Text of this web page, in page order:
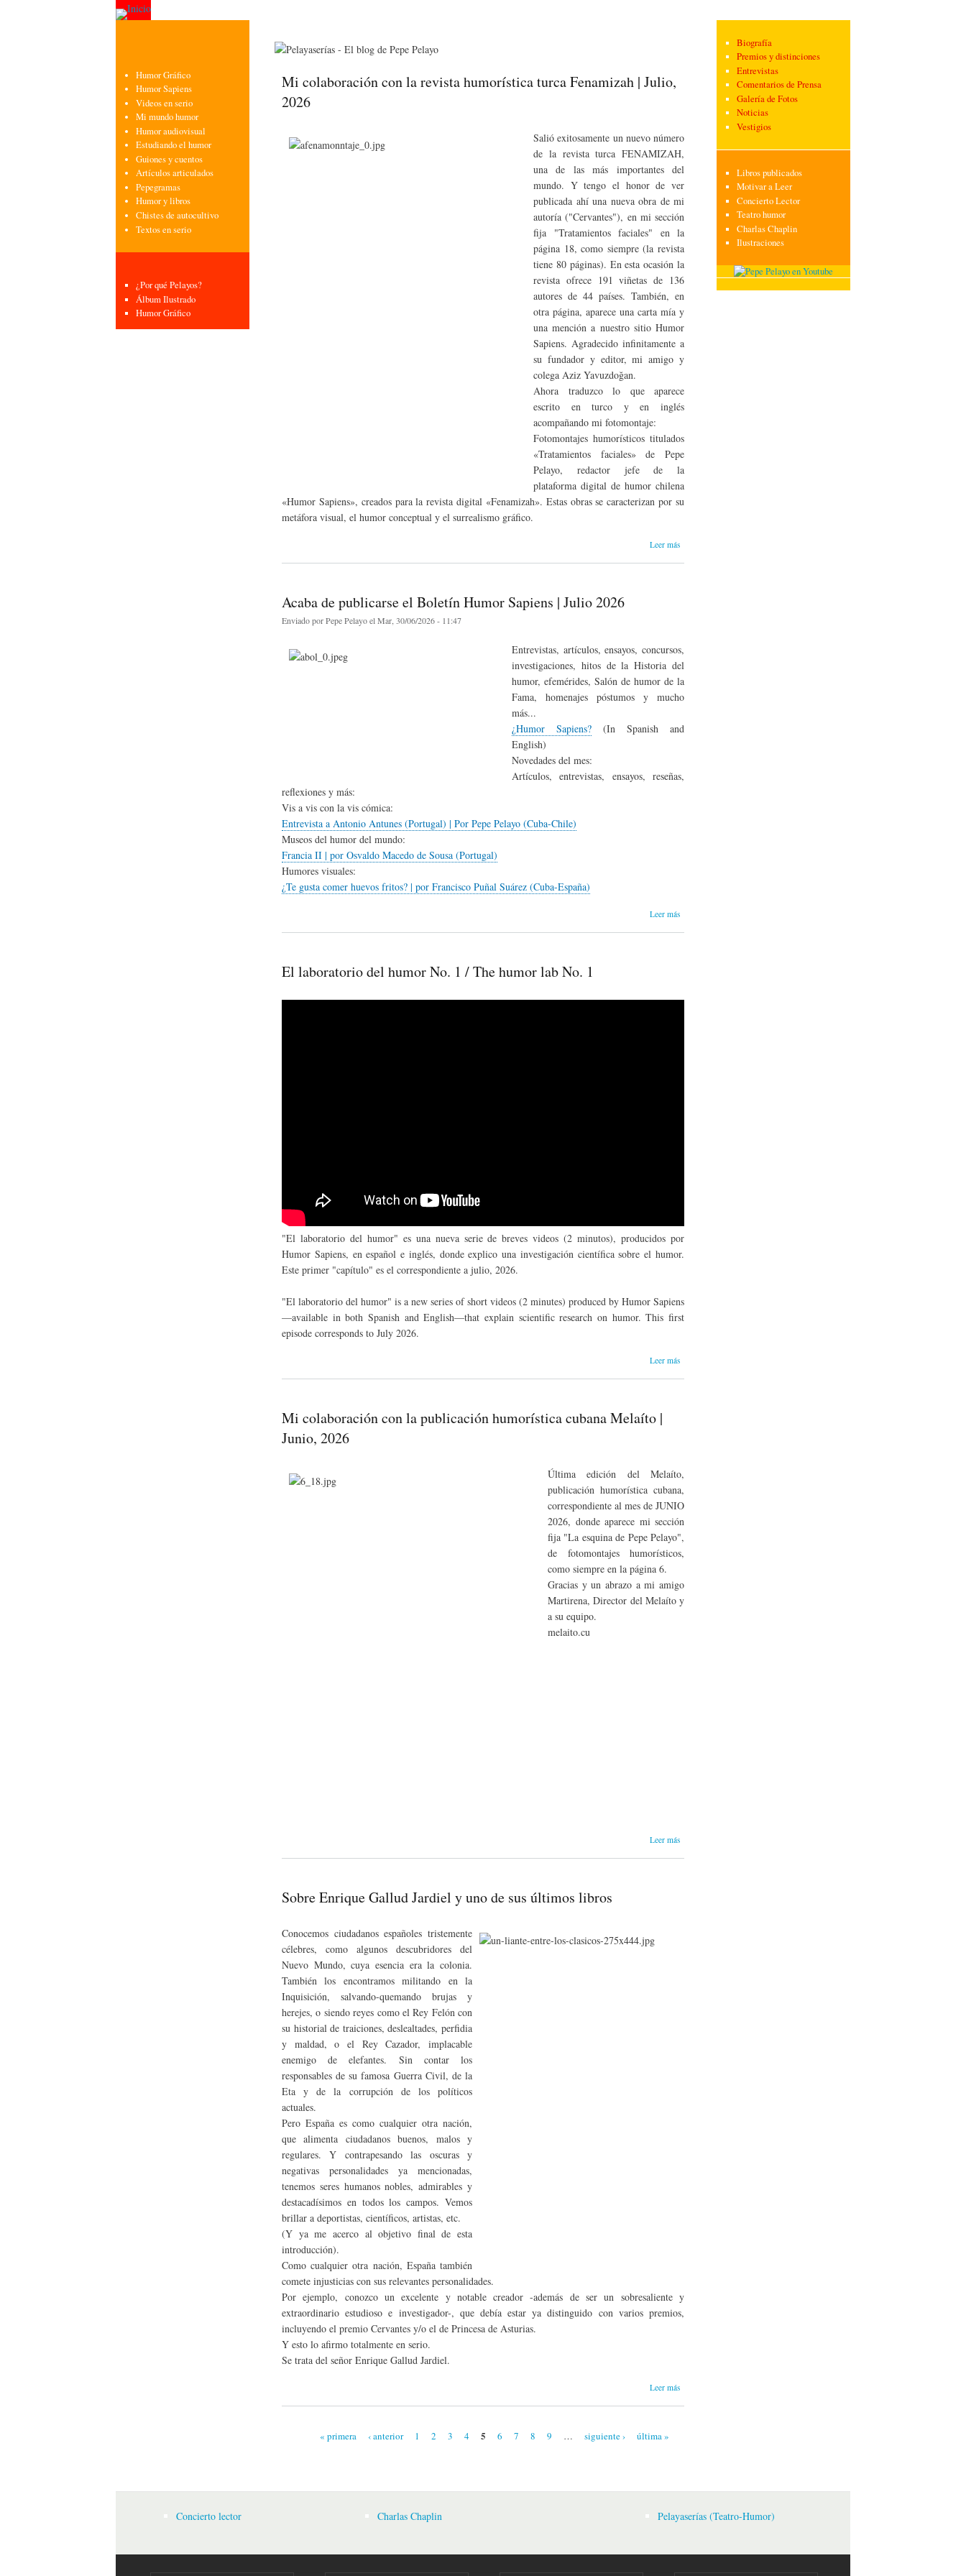
Humor Gráfico
Humor Sapiens
Videos en serio
Mi mundo humor
Humor audiovisual
Estudiando el humor
Guiones y cuentos
Artículos articulados
Pepegramas
Humor y libros
Chistes de autocultivo
Textos en serio
¿Por qué Pelayos?
Álbum Ilustrado
Humor Gráfico
Mi colaboración con la revista humorística turca Fenamizah | Julio,
2026
Salió exitosamente un nuevo número
de la revista turca FENAMIZAH,
una de las más importantes del
mundo. Y tengo el honor de ver
publicada ahí una nueva obra de mi
autoría ("Cervantes"), en mi sección
fija "Tratamientos faciales" en la
página 18, como siempre (la revista
tiene 80 páginas). En esta ocasión la
revista ofrece 191 viñetas de 136
autores de 44 países. También, en
otra página, aparece una carta mía y
una mención a nuestro sitio Humor
Sapiens. Agradecido infinitamente a
su fundador y editor, mi amigo y
colega Aziz Yavuzdoğan.
Ahora traduzco lo que aparece
escrito en turco y en inglés
acompañando mi fotomontaje:
Fotomontajes humorísticos titulados
«Tratamientos faciales» de Pepe
Pelayo, redactor jefe de la
plataforma digital de humor chilena
«Humor Sapiens», creados para la revista digital «Fenamizah». Estas obras se caracterizan por su
metáfora visual, el humor conceptual y el surrealismo gráfico.
Leer más
Acaba de publicarse el Boletín Humor Sapiens | Julio 2026
Enviado porPepe Pelayoel Mar, 30/06/2026 - 11:47
Entrevistas, artículos, ensayos, concursos,
investigaciones, hitos de la Historia del
humor, efemérides, Salón de humor de la
Fama, homenajes póstumos y mucho
más...
¿Humor Sapiens? (In Spanish and
English)
Novedades del mes:
Artículos, entrevistas, ensayos, reseñas,
reflexiones y más:
Vis a vis con la vis cómica:
Entrevista a Antonio Antunes (Portugal) | Por Pepe Pelayo (Cuba-Chile)
Museos del humor del mundo:
Francia II | por Osvaldo Macedo de Sousa (Portugal)
Humores visuales:
¿Te gusta comer huevos fritos? | por Francisco Puñal Suárez (Cuba-España)
Leer más
El laboratorio del humor No. 1 / The humor lab No. 1
"El laboratorio del humor" es una nueva serie de breves videos (2 minutos), producidos por
Humor Sapiens, en español e inglés, donde explico una investigación científica sobre el humor.
Este primer "capítulo" es el correspondiente a julio, 2026.
"El laboratorio del humor" is a new series of short videos (2 minutes) produced by Humor Sapiens
—available in both Spanish and English—that explain scientific research on humor. This first
episode corresponds to July 2026.
Leer más
Mi colaboración con la publicación humorística cubana Melaíto |
Junio, 2026
Última edición del Melaíto,
publicación humorística cubana,
correspondiente al mes de JUNIO
2026, donde aparece mi sección
fija "La esquina de Pepe Pelayo",
de fotomontajes humorísticos,
como siempre en la página 6.
Gracias y un abrazo a mi amigo
Martirena, Director del Melaíto y
a su equipo.
melaito.cu
Leer más
Sobre Enrique Gallud Jardiel y uno de sus últimos libros
Conocemos ciudadanos españoles tristemente
célebres, como algunos descubridores del
Nuevo Mundo, cuya esencia era la colonia.
También los encontramos militando en la
Inquisición, salvando-quemando brujas y
herejes, o siendo reyes como el Rey Felón con
su historial de traiciones, deslealtades, perfidia
y maldad, o el Rey Cazador, implacable
enemigo de elefantes. Sin contar los
responsables de su famosa Guerra Civil, de la
Eta y de la corrupción de los políticos
actuales.
Pero España es como cualquier otra nación,
que alimenta ciudadanos buenos, malos y
regulares. Y contrapesando las oscuras y
negativas personalidades ya mencionadas,
tenemos seres humanos nobles, admirables y
destacadísimos en todos los campos. Vemos
brillar a deportistas, científicos, artistas, etc.
(Y ya me acerco al objetivo final de esta
introducción).
Como cualquier otra nación, España también
comete injusticias con sus relevantes personalidades.
Por ejemplo, conozco un excelente y notable creador -además de ser un sobresaliente y
extraordinario estudioso e investigador-, que debía estar ya distinguido con varios premios,
incluyendo el premio Cervantes y/o el de Princesa de Asturias.
Y esto lo afirmo totalmente en serio.
Se trata del señor Enrique Gallud Jardiel.
Leer más
« primera ‹ anterior 1 2 3 4 5 6 7 8 9 … siguiente › última »
Biografía
Premios y distinciones
Entrevistas
Comentarios de Prensa
Galería de Fotos
Noticias
Vestigios
Libros publicados
Motivar a Leer
Concierto Lector
Teatro humor
Charlas Chaplin
Ilustraciones
Concierto lector Charlas Chaplin Pelayaserías (Teatro-Humor)